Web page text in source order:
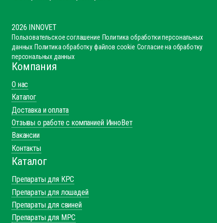
2026 INNOVET
Пользовательское соглашение Политика обработки персональных
данных Политика обработку файлов cookie Согласие на обработку
персональных данных
Компания
О нас
Каталог
Доставка и оплата
Отзывы о работе с компанией ИнноВет
Вакансии
Контакты
Каталог
Препараты для КРС
Препараты для лошадей
Препараты для свиней
Препараты для МРС